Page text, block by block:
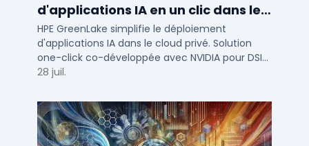
d'applications IA en un clic dans le
cloud privé
HPE GreenLake simplifie le déploiement
d'applications IA dans le cloud privé. Solution
one-click co-développée avec NVIDIA pour DSI
de PME et ETI : performance et conformité.
28 juil.